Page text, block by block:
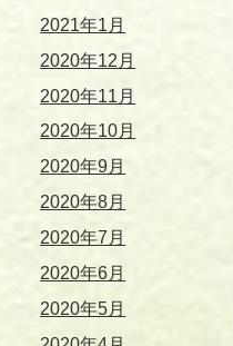
2021年1月
2020年12月
2020年11月
2020年10月
2020年9月
2020年8月
2020年7月
2020年6月
2020年5月